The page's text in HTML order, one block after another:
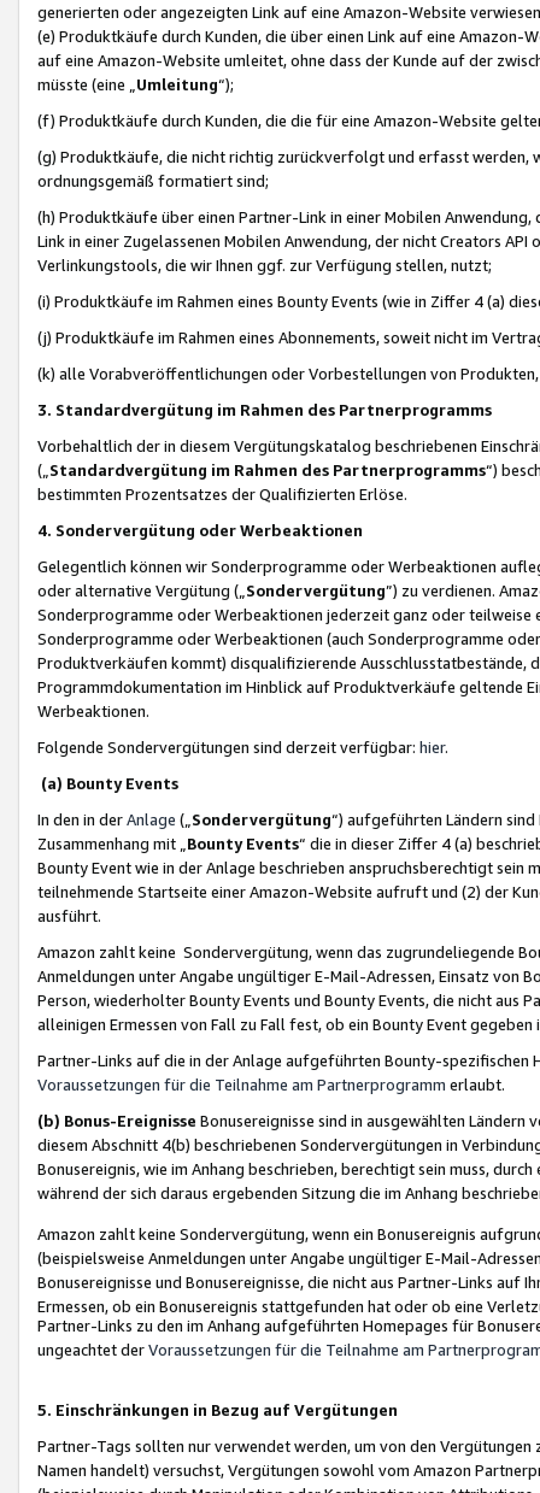
generierten oder angezeigten Link auf eine Amazon-Website
(e) Produktkäufe durch Kunden, die über einen Link auf eine
auf eine Amazon-Website umleitet, ohne dass der Kunde auf der
müsste (eine „ Umleitung“);
(f) Produktkäufe durch Kunden, die die für eine Amazon-Website
(g) Produktkäufe, die nicht richtig zurückverfolgt und erfasst werden,
ordnungsgemäß formatiert sind;
(h) Produktkäufe über einen Partner-Link in einer Mobilen
Link in einer Zugelassenen Mobilen Anwendung, der nicht Creators
Verlinkungstools, die wir Ihnen ggf. zur Verfügung stellen, nutzt;
(i) Produktkäufe im Rahmen eines Bounty Events (wie in Ziffer 4 (a)
(j) Produktkäufe im Rahmen eines Abonnements, soweit nicht im
(k) alle Vorabveröffentlichungen oder Vorbestellungen von
3. Standardvergütung im Rahmen des Partnerprogramms
Vorbehaltlich der in diesem Vergütungskatalog beschriebenen
(„ Standardvergütung im Rahmen des Partnerprogramms“)
bestimmten Prozentsatzes der Qualifizierten Erlöse.
4. Sondervergütung oder Werbeaktionen
Gelegentlich können wir Sonderprogramme oder Werbeaktionen
oder alternative Vergütung („ Sondervergütung”) zu verdienen.
Sonderprogramme oder Werbeaktionen jederzeit ganz oder
Sonderprogramme oder Werbeaktionen (auch Sonderprogramme
Produktverkäufen kommt) disqualifizierende Ausschlusstatbestände,
Programmdokumentation im Hinblick auf Produktverkäufe geltende
Werbeaktionen.
Folgende Sondervergütungen sind derzeit verfügbar: hier.
(a) Bounty Events
In den in derAnlage („ Sondervergütung“) aufgeführten Ländern
Zusammenhang mit „ Bounty Events“ die in dieser Ziffer 4 (a)
Bounty Event wie in der Anlage beschrieben anspruchsberechtigt sein
teilnehmende Startseite einer Amazon-Website aufruft und (2) der
ausführt.
Amazon zahlt keine Sondervergütung, wenn das zugrundeliegende
Anmeldungen unter Angabe ungültiger E-Mail-Adressen, Einsatz von
Person, wiederholter Bounty Events und Bounty Events, die nicht
alleinigen Ermessen von Fall zu Fall fest, ob ein Bounty Event
Partner-Links auf die in der Anlage aufgeführten Bounty-spezifischen
Voraussetzungen für die Teilnahme am Partnerprogramm erlaubt.
(b) Bonus-Ereignisse Bonusereignisse sind in ausgewählten Ländern
diesem Abschnitt 4(b) beschriebenen Sondervergütungen in
Bonusereignis, wie im Anhang beschrieben, berechtigt sein muss,
während der sich daraus ergebenden Sitzung die im Anhang
Amazon zahlt keine Sondervergütung, wenn ein Bonusereignis
(beispielsweise Anmeldungen unter Angabe ungültiger E-Mail-
Bonusereignisse und Bonusereignisse, die nicht aus Partner-Links auf
Ermessen, ob ein Bonusereignis stattgefunden hat oder ob eine
Partner-Links zu den im Anhang aufgeführten Homepages für
ungeachtet derVoraussetzungen für die Teilnahme am
5. Einschränkungen in Bezug auf Vergütungen
Partner-Tags sollten nur verwendet werden, um von den
Namen handelt) versuchst, Vergütungen sowohl vom Amazon